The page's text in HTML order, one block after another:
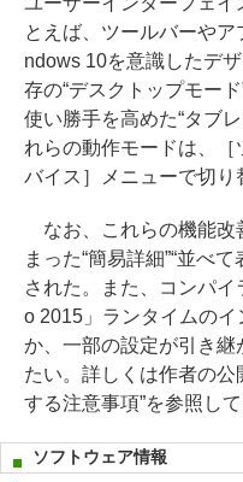
とえば、ツールバーや
ndows 10を意識したデ
存の“デスクトップモー
使い勝手を高めた“タブ
れらの動作モードは、
バイス］メニューで切り
なお、これらの機能改
まった“簡易詳細”“並べ
された。また、コンパ
o 2015」ランタイムの
か、一部の設定が引き継
たい。詳しくは作者の公
する注意事項”を参照して
ソフトウェア情報